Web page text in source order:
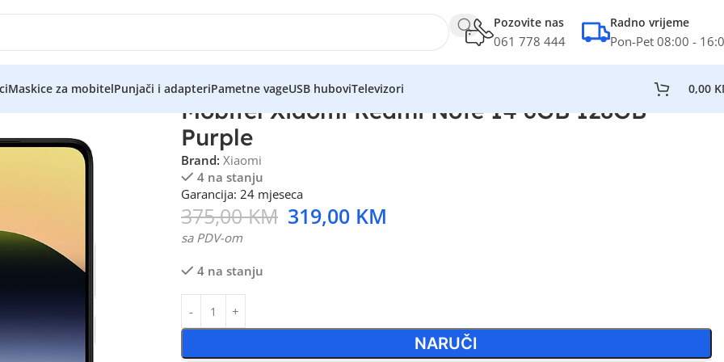
Pozovite nas
061 778 444
Radno vrijeme
Pon-Pet 08:00 -
Maskice za mobitelPunjači i adapteriPametne vageUSB huboviTelevizori 0,00
Mobitel Xiaomi Redmi Note 14 6GB 128GB
Purple
Brand: Xiaomi
4 na stanju
Garancija: 24 mjeseca
375,00KM 319,00 KM
sa PDV-om
4 na stanju
NARUČI